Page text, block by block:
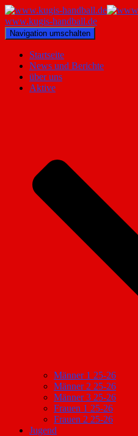
www.kugis-handball.de
Navigation umschalten
Startseite
News und Berichte
über uns
Aktive
Männer 1 25-26
Männer 2 25-26
Männer 3 25-26
Frauen 1 25-26
Frauen 2 25-26
Jugend